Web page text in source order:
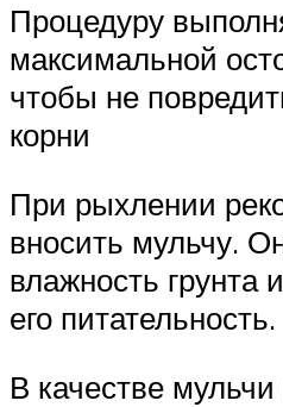
Процедуру
максимальной
чтобы не
корни
При рыхлении
вносить мульчу.
влажность грунта
его питательность.
В качестве